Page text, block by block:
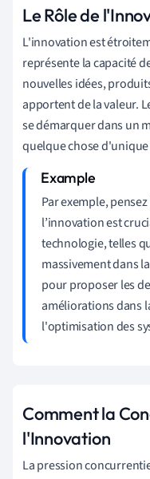
Le Rôle de
L'innovation est
représente la capacité
nouvelles idées,
apportent de la valeur.
se démarquer dans un
quelque chose
Par exemple,
l’innovation est
technologie, telles
massivement dans
pour proposer les
améliorations dans
l'optimisation des
Comment la
l'Innovation
La pression